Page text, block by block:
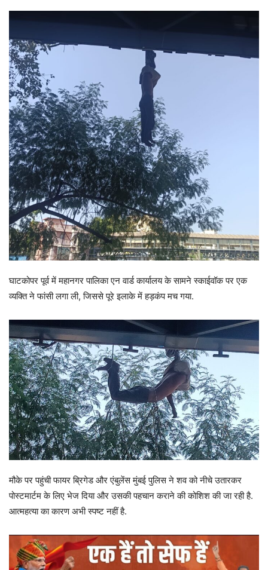
घाटकोपर पूर्व में महानगर पालिका एन वार्ड कार्यालय के सामने स्काईवॉक पर एक
व्यक्ति ने फांसी लगा ली, जिससे पूरे इलाके में हड़कंप मच गया.
मौके पर पहुंची फायर ब्रिगेड और एंबुलेंस मुंबई पुलिस ने शव को नीचे उतारकर
पोस्टमार्टम के लिए भेज दिया और उसकी पहचान कराने की कोशिश की जा रही है.
आत्महत्या का कारण अभी स्पष्ट नहीं है.